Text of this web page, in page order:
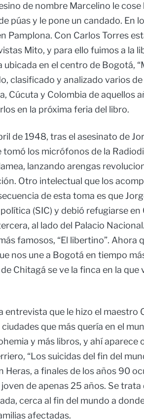
de nombre Marcelino le cose
púas y le pone un candado. En
Pamplona. Con Carlos Torres
Mito, y para ello fuimos a la
ubicada en el centro de Bogotá,
clasificado y analizado varios
Cúcuta y Colombia de aquellos
en la próxima feria del libro.
de 1948, tras el asesinato de
tomó los micrófonos de la
lanzando arengas
Otro intelectual que los
de esta toma es que
(SIC) y debió refugiarse en
al lado del Palacio
famosos, “El libertino”. Ahora
nos une a Bogotá en tiempo
Chitagá se ve la finca en la que
entrevista que le hizo el maestro
que más quería en el
y más libros, y ahí
“Los suicidas del fin del
Heras, a finales de los años 90
de apenas 25 años. Se
cerca al fin del mundo a
afectadas.